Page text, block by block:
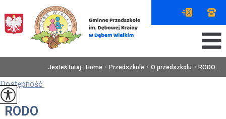
Jesteś tutaj: Home > Przedszkole > O przedszkolu > RODO ...
Dostępność
RODO